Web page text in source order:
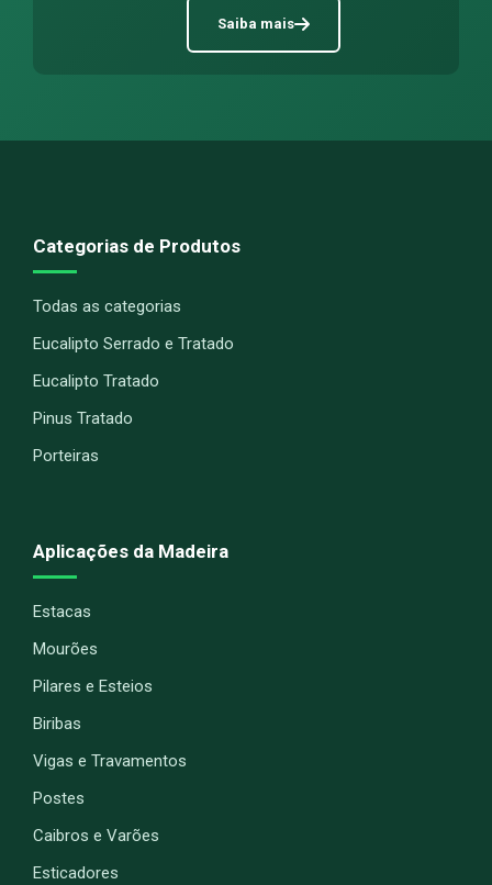
Saiba mais
Categorias de Produtos
Todas as categorias
Eucalipto Serrado e Tratado
Eucalipto Tratado
Pinus Tratado
Porteiras
Aplicações da Madeira
Estacas
Mourões
Pilares e Esteios
Biribas
Vigas e Travamentos
Postes
Caibros e Varões
Esticadores